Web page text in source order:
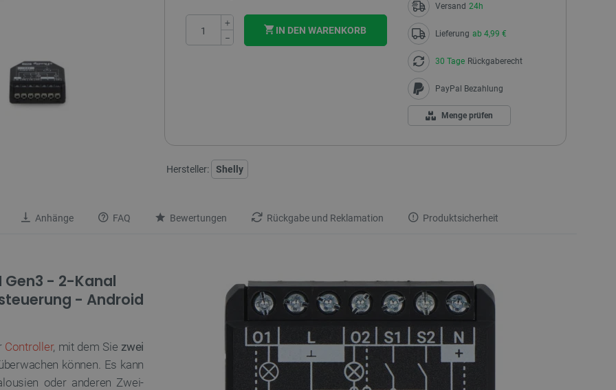
+
−
IN DEN WARENKORB
Versand 24h
Lieferung ab 4,99 €
30 Tage Rückgaberecht
PayPal Bezahlung
Menge prüfen
Hersteller: Shelly
Anhänge FAQ Bewertungen Rückgabe und Reklamation Produktsicherheit
Gen3 - 2-Kanal
- Android
Controller, mit dem Siezwei
können. Es kann
oder anderen Zwei-